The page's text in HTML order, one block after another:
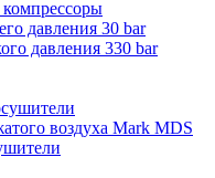
давления 30 bar
давления 330 bar
воздуха Mark MDS